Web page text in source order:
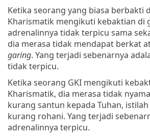
Ketika seorang yang biasa berbakti
Kharismatik mengikuti kebaktian di
adrenalinnya tidak terpicu sama
dia merasa tidak mendapat berkat
garing. Yang terjadi sebenarnya
tidak terpicu.
Ketika seorang GKI mengikuti
Kharismatik, dia merasa tidak
kurang santun kepada Tuhan,
kurang rohani. Yang terjadi
adrenalinnya terpicu.